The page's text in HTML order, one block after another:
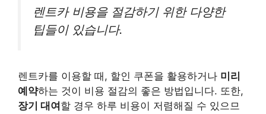
렌트카 비용을 절감하기 위한 다양한
팁들이 있습니다.
렌트카를 이용할 때, 할인 쿠폰을 활용하거나 미리
예약하는 것이 비용 절감의 좋은 방법입니다. 또한,
장기 대여할 경우 하루 비용이 저렴해질 수 있으므